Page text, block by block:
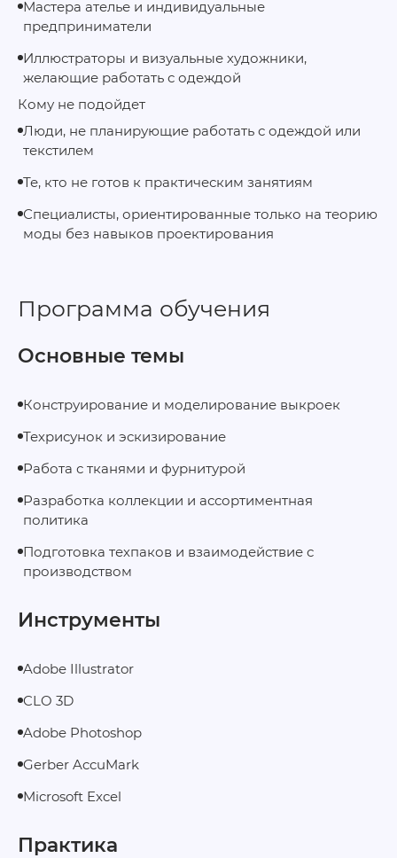
Мастера ателье и индивидуальные
предприниматели
Иллюстраторы и визуальные художники,
желающие работать с одеждой
Кому не подойдет
Люди, не планирующие работать с одеждой или
текстилем
Те, кто не готов к практическим занятиям
Специалисты, ориентированные только на теорию
моды без навыков проектирования
Программа обучения
Основные темы
Конструирование и моделирование выкроек
Техрисунок и эскизирование
Работа с тканями и фурнитурой
Разработка коллекции и ассортиментная
политика
Подготовка техпаков и взаимодействие с
производством
Инструменты
Adobe Illustrator
CLO 3D
Adobe Photoshop
Gerber AccuMark
Microsoft Excel
Практика